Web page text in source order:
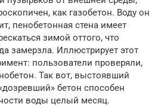
как газобетон. Воду он
пенобетонная стена имеет
зимой оттого, что
замерзла. Иллюстрирует этот
пользователи проверяли,
Так вот, выстоявший
бетон способен
воды целый месяц.